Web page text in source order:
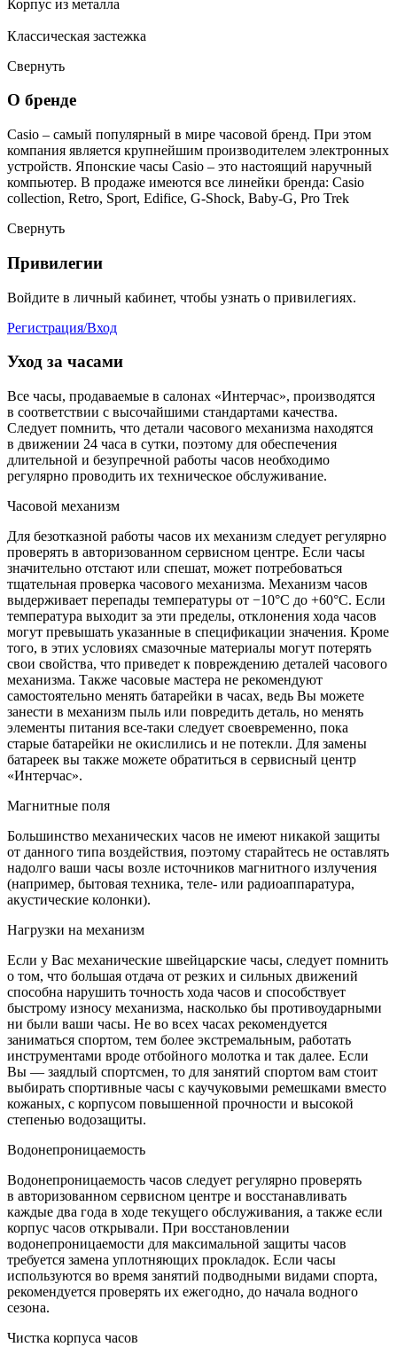
Корпус из металла
Классическая застежка
Свернуть
О бренде
Casio – самый популярный в мире часовой бренд. При этом
компания является крупнейшим производителем электронных
устройств. Японские часы Casio – это настоящий наручный
компьютер. В продаже имеются все линейки бренда: Casio
collection, Retro, Sport, Edifice, G-Shock, Baby-G, Pro Trek
Свернуть
Привилегии
Войдите в личный кабинет, чтобы узнать о привилегиях.
Регистрация/Вход
Уход за часами
Все часы, продаваемые в салонах «Интерчас», производятся
в соответствии с высочайшими стандартами качества.
Следует помнить, что детали часового механизма находятся
в движении 24 часа в сутки, поэтому для обеспечения
длительной и безупречной работы часов необходимо
регулярно проводить их техническое обслуживание.
Часовой механизм
Для безотказной работы часов их механизм следует регулярно
проверять в авторизованном сервисном центре. Если часы
значительно отстают или спешат, может потребоваться
тщательная проверка часового механизма. Механизм часов
выдерживает перепады температуры от −10°C до +60°C. Если
температура выходит за эти пределы, отклонения хода часов
могут превышать указанные в спецификации значения. Кроме
того, в этих условиях смазочные материалы могут потерять
свои свойства, что приведет к повреждению деталей часового
механизма. Также часовые мастера не рекомендуют
самостоятельно менять батарейки в часах, ведь Вы можете
занести в механизм пыль или повредить деталь, но менять
элементы питания все-таки следует своевременно, пока
старые батарейки не окислились и не потекли. Для замены
батареек вы также можете обратиться в сервисный центр
«Интерчас».
Магнитные поля
Большинство механических часов не имеют никакой защиты
от данного типа воздействия, поэтому старайтесь не оставлять
надолго ваши часы возле источников магнитного излучения
(например, бытовая техника, теле- или радиоаппаратура,
акустические колонки).
Нагрузки на механизм
Если у Вас механические швейцарские часы, следует помнить
о том, что большая отдача от резких и сильных движений
способна нарушить точность хода часов и способствует
быстрому износу механизма, насколько бы противоударными
ни были ваши часы. Не во всех часах рекомендуется
заниматься спортом, тем более экстремальным, работать
инструментами вроде отбойного молотка и так далее. Если
Вы — заядлый спортсмен, то для занятий спортом вам стоит
выбирать спортивные часы с каучуковыми ремешками вместо
кожаных, с корпусом повышенной прочности и высокой
степенью водозащиты.
Водонепроницаемость
Водонепроницаемость часов следует регулярно проверять
в авторизованном сервисном центре и восстанавливать
каждые два года в ходе текущего обслуживания, а также если
корпус часов открывали. При восстановлении
водонепроницаемости для максимальной защиты часов
требуется замена уплотняющих прокладок. Если часы
используются во время занятий подводными видами спорта,
рекомендуется проверять их ежегодно, до начала водного
сезона.
Чистка корпуса часов